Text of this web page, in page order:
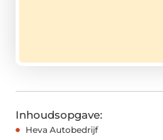
Inhoudsopgave:
Heva Autobedrijf